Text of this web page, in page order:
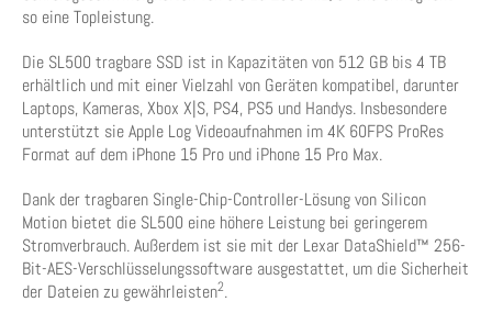
so eine Topleistung.
Die SL500 tragbare SSD ist in Kapazitäten von 512 GB bis 4 TB
erhältlich und mit einer Vielzahl von Geräten kompatibel, darunter
Laptops, Kameras, Xbox X|S, PS4, PS5 und Handys. Insbesondere
unterstützt sie Apple Log Videoaufnahmen im 4K 60FPS ProRes
Format auf dem iPhone 15 Pro und iPhone 15 Pro Max.
Dank der tragbaren Single-Chip-Controller-Lösung von Silicon
Motion bietet die SL500 eine höhere Leistung bei geringerem
Stromverbrauch. Außerdem ist sie mit der Lexar DataShield™ 256-
Bit-AES-Verschlüsselungssoftware ausgestattet, um die Sicherheit
der Dateien zu gewährleisten2.